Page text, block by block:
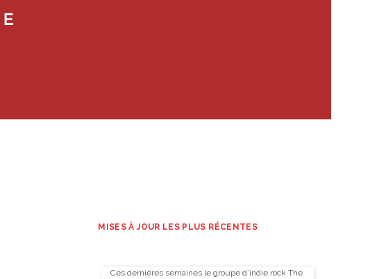
MISES À JOUR LES PLUS RÉCENTES
Ces dernières semaines le groupe d’indie rock The